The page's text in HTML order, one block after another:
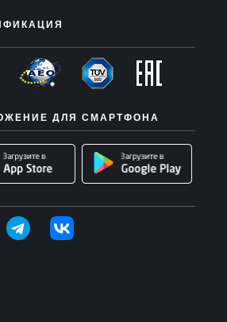
ДЛЯ СМАРТФОНА